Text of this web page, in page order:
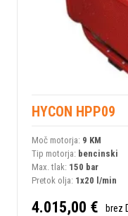
HYCON HPP09
Moč motorja: 9 KM
Tip motorja: bencinski
Max. tlak: 150 bar
Pretok olja: 1x20 l/min
4.015,00 € brez